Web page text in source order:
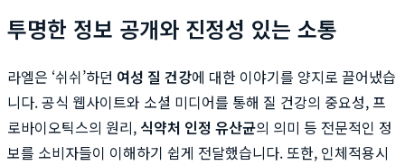
투명한 정보 공개와 진정성 있는 소통
라엘은 ‘쉬쉬’하던 여성 질 건강에 대한 이야기를 양지로 끌어냈습
니다. 공식 웹사이트와 소셜 미디어를 통해 질 건강의 중요성, 프
로바이오틱스의 원리, 식약처 인정 유산균의 의미 등 전문적인 정
보를 소비자들이 이해하기 쉽게 전달했습니다. 또한, 인체적용시